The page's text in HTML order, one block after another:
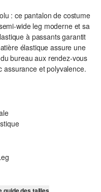
: ce pantalon de costume
wide leg moderne et sa
à passants garantit
élastique assure une
bureau aux rendez-vous
assurance et polyvalence.